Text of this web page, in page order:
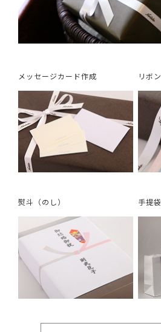
メッセージカード作成 リボン
熨斗（のし） 手提袋